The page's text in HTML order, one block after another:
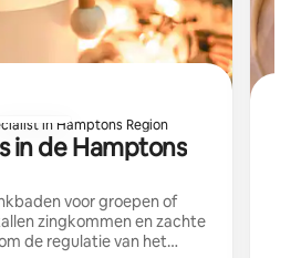
in Hamptons Region
in de Hamptons
voor groepen of
zingkommen en zachte
de regulatie van het